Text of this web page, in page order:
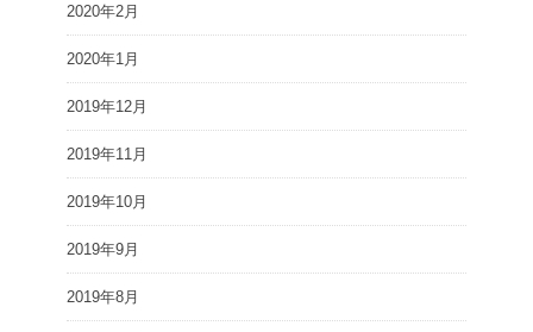
2020年2月
2020年1月
2019年12月
2019年11月
2019年10月
2019年9月
2019年8月